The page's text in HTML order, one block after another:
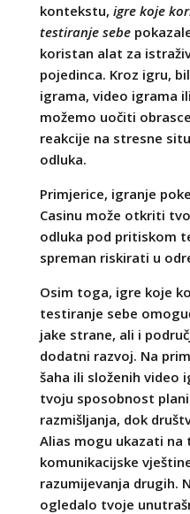
kontekstu, igre koje
testiranje sebe
koristan alat za
pojedinca. Kroz igru,
igrama, video igrama
možemo uočiti
reakcije na stresne
odluka.
Primjerice, igranje
Casinu može otkriti
odluka pod pritiskom
spreman riskirati u
Osim toga, igre koje
testiranje sebe
jake strane, ali i
dodatni razvoj. Na
šaha ili složenih video
tvoju sposobnost
razmišljanja, dok
Alias mogu ukazati
komunikacijske
razumijevanja drugih.
ogledalo tvoje